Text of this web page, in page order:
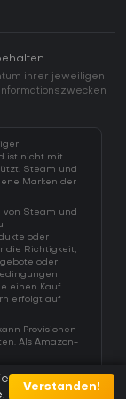
ihrer jeweiligen
ist nicht mit
Steam und
Marken der
von Steam und
oder
die Richtigkeit,
oder
einen Kauf
erfolgt auf
Provisionen
Als Amazon-
Verstanden!